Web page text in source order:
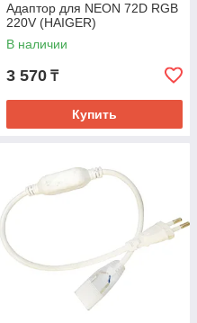
Адаптор для NEON 72D RGB
220V (HAIGER)
В наличии
3 570 ₸
Купить